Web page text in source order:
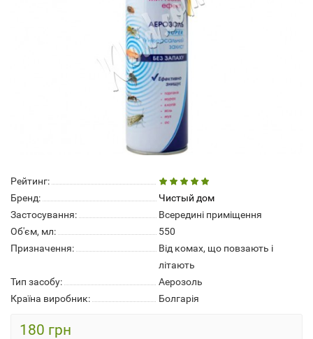
Рейтинг:
Бренд:
Чистый дом
Застосування:
Всередині приміщення
Об'єм, мл:
550
Призначення:
Від комах, що повзають і
літають
Тип засобу:
Аерозоль
Країна виробник:
Болгарія
180 грн